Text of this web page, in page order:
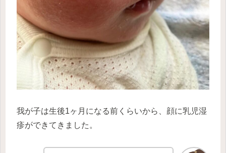
我が子は生後1ヶ月になる前くらいから、顔に乳児湿
疹ができてきました。